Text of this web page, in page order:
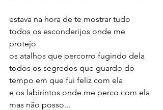
estava na hora de te mostrar tudo
todos os esconderijos onde me
protejo
os atalhos que percorro fugindo dela
todos os segredos que guardo do
tempo em que fui feliz com ela
e os labirintos onde me perco com ela
mas não posso...